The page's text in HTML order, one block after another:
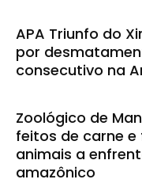
APA Triunfo do
por
consecutivo na
Zoológico de
feitos de carne
animais a
amazônico